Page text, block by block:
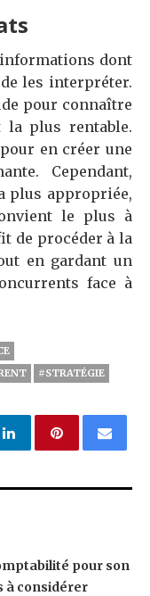
dont
les interpréter.
pour connaître
plus rentable.
en créer une
Cependant,
plus appropriée,
le plus à
de procéder à la
en gardant un
face à
#STRATÉGIE
pour son
à considérer